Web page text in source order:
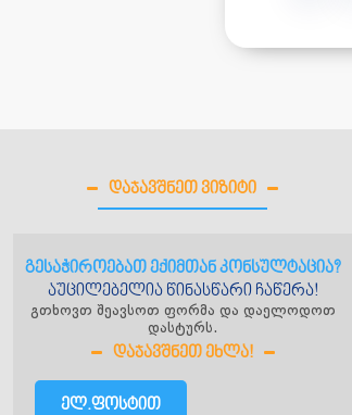
მრავალპროფილური კლინიკა
ჰელსიკორი
ᲓᲐᲯᲐᲕᲨᲜᲔᲗ ᲕᲘᲖᲘᲢᲘ
გესაჭიროებათ ექიმთან კონსულტაცია?
აუცილებელია წინასწარი ჩაწერა!
გთხოვთ შეავსოთ ფორმა და დაელოდოთ
დასტურს.
ᲓᲐᲯᲐᲕᲨᲜᲔᲗ ᲔᲮᲚᲐ!
ელ.ფოსტით